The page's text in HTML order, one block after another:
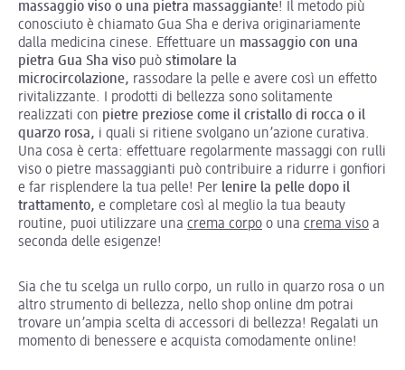
massaggio viso o una pietra massaggiante! Il metodo più
conosciuto è chiamato Gua Sha e deriva originariamente
dalla medicina cinese. Effettuare un massaggio con una
pietra Gua Sha viso può stimolare la
microcircolazione, rassodare la pelle e avere così un effetto
rivitalizzante. I prodotti di bellezza sono solitamente
realizzati con pietre preziose come il cristallo di rocca o il
quarzo rosa, i quali si ritiene svolgano un’azione curativa.
Una cosa è certa: effettuare regolarmente massaggi con rulli
viso o pietre massaggianti può contribuire a ridurre i gonfiori
e far risplendere la tua pelle! Per lenire la pelle dopo il
trattamento, e completare così al meglio la tua beauty
routine, puoi utilizzare una crema corpo o una crema viso a
seconda delle esigenze!
Sia che tu scelga un rullo corpo, un rullo in quarzo rosa o un
altro strumento di bellezza, nello shop online dm potrai
trovare un’ampia scelta di accessori di bellezza! Regalati un
momento di benessere e acquista comodamente online!